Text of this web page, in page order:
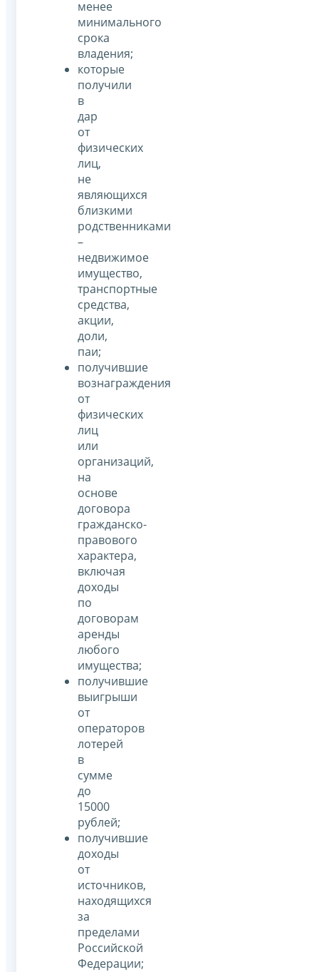
менее
минимального
срока
владения;
которые
получили
в
дар
от
физических
лиц,
не
являющихся
близкими
родственниками
–
недвижимое
имущество,
транспортные
средства,
акции,
доли,
паи;
получившие
вознаграждения
от
физических
лиц
или
организаций,
на
основе
договора
гражданско-
правового
характера,
включая
доходы
по
договорам
аренды
любого
имущества;
получившие
выигрыши
от
операторов
лотерей
в
сумме
до
15000
рублей;
получившие
доходы
от
источников,
находящихся
за
пределами
Российской
Федерации;